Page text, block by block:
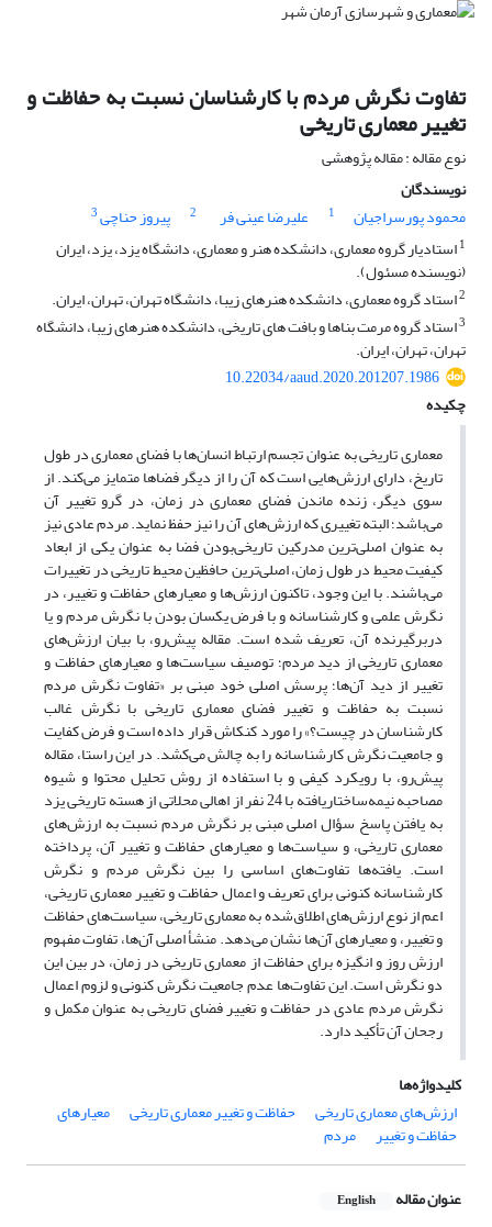
تفاوت نگرش مردم با کارشناسان نسبت به حفاظت و
تغییر معماری تاریخی
نوع مقاله : مقاله پژوهشی
نویسندگان
محمود پورسراجیان
1 علیرضا عینی فر 2 پیروز حناچی3
1استادیار گروه معماری، دانشکده هنر و معماری، دانشگاه یزد، یزد، ایران
(نویسنده مسئول).
2استاد گروه معماری، دانشکده هنرهای زیبا، دانشگاه تهران، تهران، ایران.
3استاد گروه مرمت بناها و بافت های تاریخی، دانشکده هنرهای زیبا، دانشگاه
تهران، تهران، ایران.
10.22034/aaud.2020.201207.1986
چکیده
معماری تاریخی به عنوان تجسم ارتباط انسان‌ها با فضای معماری در طول
تاریخ، دارای ارزش‌هایی است که آن را از دیگر فضاها متمایز می‌کند. از
سوی دیگر، زنده ‌ماندن فضای معماری در زمان، در گرو تغییر آن
می‌باشد؛ البته تغییری که ارزش‌های آن را نیز حفظ نماید. مردم عادی نیز
به عنوان اصلی‌‌ترین مدرکین تاریخی‌‌بودن فضا به عنوان یکی از ابعاد
کیفیت محیط در طول زمان، اصلی‌ترین حافظین محیط تاریخی در تغییرات
می‌باشند. با این وجود، تاکنون ارزش‌ها و معیارهای حفاظت و تغییر، در
نگرش علمی و کارشناسانه و با فرض یکسان بودن با نگرش مردم و یا
دربرگیرنده آن، تعریف شده‌ است. مقاله پیش‌رو، با بیان ارزش‌های
معماری تاریخی از دید مردم؛ توصیف سیاست‌ها و معیارهای حفاظت و
تغییر از دید آن‌ها؛ پرسش اصلی خود مبنی بر «تفاوت نگرش مردم
نسبت به حفاظت و تغییر فضای معماری تاریخی با نگرش غالب
کارشناسان در چیست؟» را مورد کنکاش قرار داده است و فرض کفایت
و جامعیت نگرش کارشناسانه را به چالش می‌کشد. در این راستا، مقاله
پیش‌رو، با رویکرد کیفی و با استفاده از روش تحلیل محتوا و شیوه
مصاحبه نیمه‌ساختاریافته با 24 نفر از اهالی محلاتی از هسته تاریخی یزد
به یافتن پاسخ سؤال اصلی مبنی بر نگرش مردم نسبت به ارزش‌های
معماری تاریخی، و سیاست‌ها و معیارهای حفاظت و تغییر آن، پرداخته
است. یافته‌ها تفاوت‌های اساسی را بین نگرش مردم و نگرش
کارشناسانه کنونی برای تعریف و اعمال حفاظت و تغییر معماری تاریخی،
اعم از نوع ارزش‌های اطلاق‌شده به معماری تاریخی، سیاست‌های حفاظت
و تغییر، و معیارهای آن‌ها نشان می‌دهد. منشأ اصلی آن‌ها، تفاوت مفهوم
ارزش روز و انگیزه برای حفاظت از معماری تاریخی در زمان، در بین این
دو نگرش است. این تفاوت‌ها عدم جامعیت نگرش کنونی و لزوم اعمال
نگرش مردم عادی در حفاظت و تغییر فضای تاریخی به عنوان مکمل و
رجحان آن تأکید دارد.
کلیدواژه‌ها
ارزش‌های معماری تاریخی
حفاظت و تغییر معماری تاریخی معیارهای
حفاظت و تغییر مردم
عنوان مقاله English